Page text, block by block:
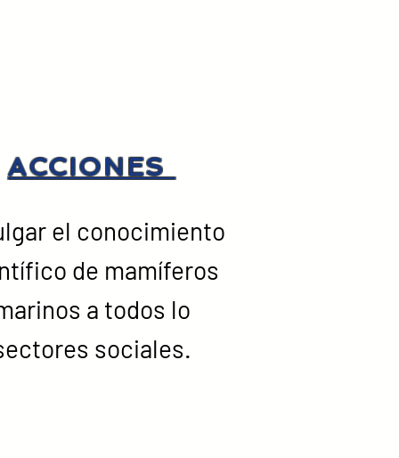
ACCIONES
el conocimiento
de mamíferos
a todos lo
sociales.